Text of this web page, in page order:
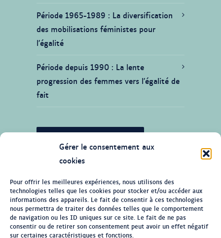
Gérer le consentement aux
cookies
Pour offrir les meilleures expériences, nous utilisons des
technologies telles que les cookies pour stocker et/ou accéder aux
informations des appareils. Le fait de consentir à ces technologies
nous permettra de traiter des données telles que le comportement
de navigation ou les ID uniques sur ce site. Le fait de ne pas
consentir ou de retirer son consentement peut avoir un effet négatif
sur certaines caractéristiques et fonctions.
Période 1965-1989
La diversification
des mobilisations féministes pour
l’égalité
Période depuis 1990 La lente
progression des femmes vers l’égalité de
fait
© Tous droits réservés 2026 Ligne du
temps de l'histoire des femmes au
Québec